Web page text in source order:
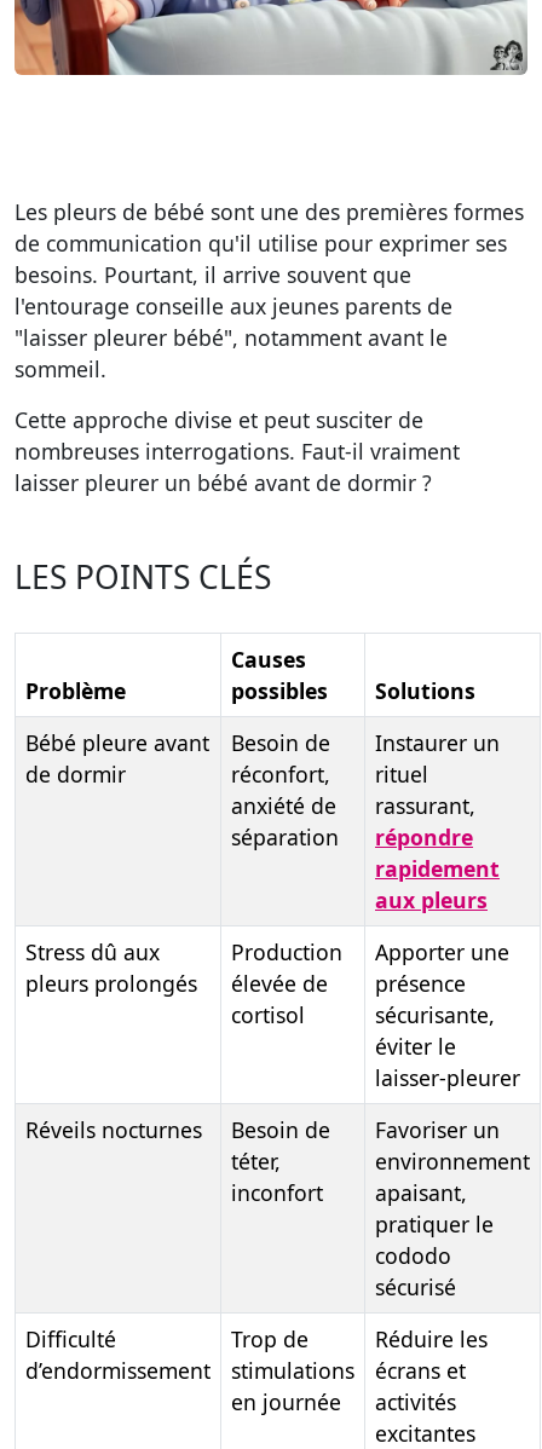
Les pleurs de bébé sont une des premières formes
de communication qu'il utilise pour exprimer ses
besoins. Pourtant, il arrive souvent que
l'entourage conseille aux jeunes parents de
"laisser pleurer bébé", notamment avant le
sommeil.
Cette approche divise et peut susciter de
nombreuses interrogations. Faut-il vraiment
laisser pleurer un bébé avant de dormir ?
LES POINTS CLÉS
Problème
Causes
possibles
Solutions
Bébé pleure avant
de dormir
Besoin de
réconfort,
anxiété de
séparation
Instaurer un
rituel
rassurant,
répondre
rapidement
aux pleurs
Stress dû aux
pleurs prolongés
Production
élevée de
cortisol
Apporter une
présence
sécurisante,
éviter le
laisser-pleurer
Réveils nocturnes
Besoin de
téter,
inconfort
Favoriser un
environnement
apaisant,
pratiquer le
cododo
sécurisé
Difficulté
d’endormissement
Trop de
stimulations
en journée
Réduire les
écrans et
activités
excitantes